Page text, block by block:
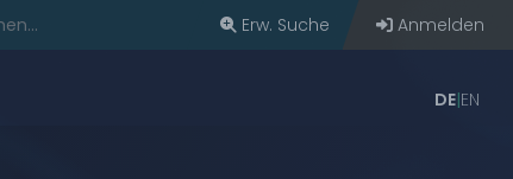
Erw. Suche Anmelden
DE EN